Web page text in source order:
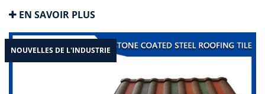
EN SAVOIR PLUS
NOUVELLES DE L'INDUSTRIE